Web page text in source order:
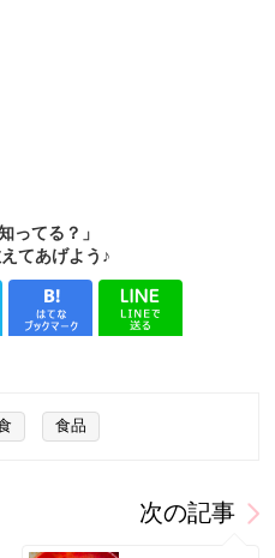
ってる？」
てあげよう♪
食品
次の記事